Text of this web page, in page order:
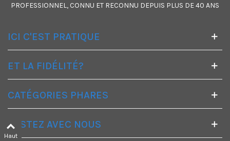
PROFESSIONNEL, CONNU ET RECONNU DEPUIS PLUS DE 40 ANS
ICI C'EST PRATIQUE
ET LA FIDÉLITÉ?
CATÉGORIES PHARES
RESTEZ AVEC NOUS
Haut